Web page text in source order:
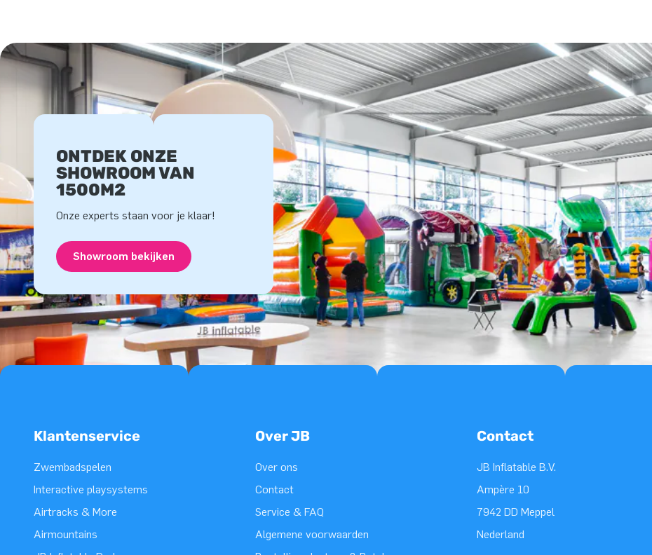
ONTDEK ONZE
SHOWROOM VAN
1500M2
Onze experts staan voor je klaar!
Showroom bekijken
Klantenservice
Zwembadspelen
Interactive playsystems
Airtracks & More
Airmountains
Over JB
Over ons
Contact
Service & FAQ
Algemene voorwaarden
Contact
JB Inflatable B.V.
Ampère 10
7942 DD Meppel
Nederland